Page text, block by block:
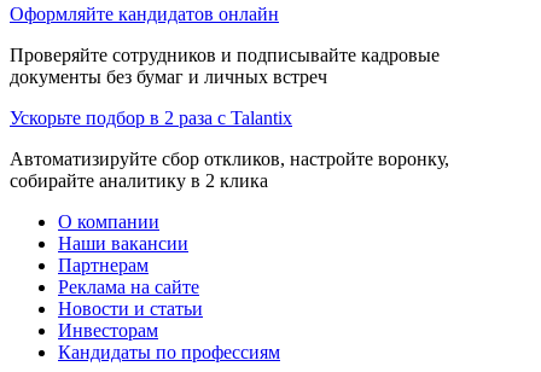
Оформляйте кандидатов онлайн
Проверяйте сотрудников и подписывайте кадровые
документы без бумаг и личных встреч
Ускорьте подбор в 2 раза с Talantix
Автоматизируйте сбор откликов, настройте воронку,
собирайте аналитику в 2 клика
О компании
Наши вакансии
Партнерам
Реклама на сайте
Новости и статьи
Инвесторам
Кандидаты по профессиям